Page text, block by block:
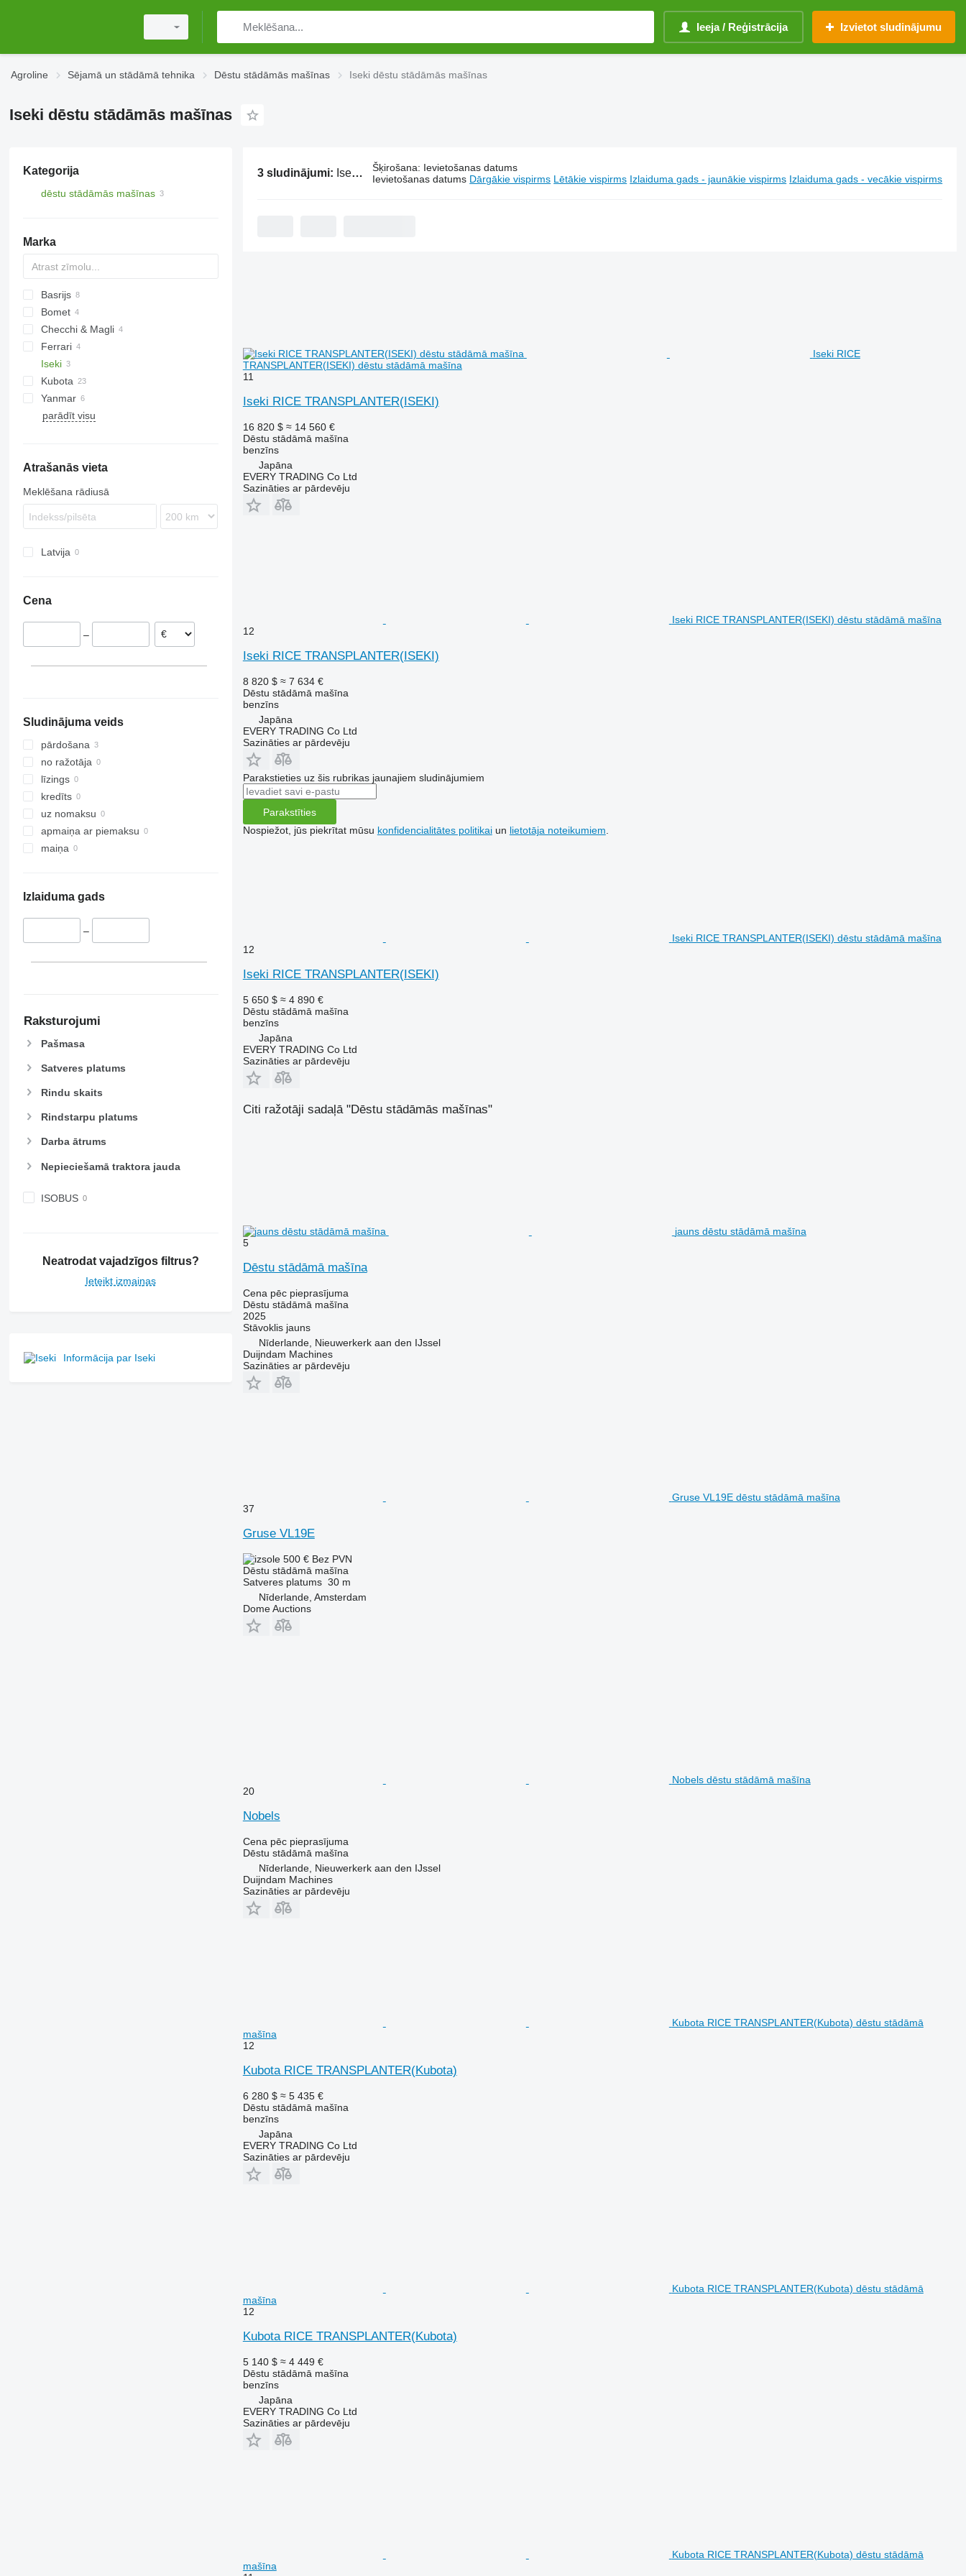
Ieeja / Reģistrācija Izvietot sludinājumu
Agroline Sējamā un stādāmā tehnika Dēstu stādāmās mašīnas Iseki dēstu stādāmās mašīnas
Iseki dēstu stādāmās mašīnas
Kategorija
dēstu stādāmās mašīnas
Marka
Basrijs
Bomet
S-series
Checchi & Magli
Ferrari
VL
Iseki
Kubota
Patryk
Yanmar
parādīt visu
Atrašanās vieta
Meklēšana rādiusā
Latvija
Cena
–
Sludinājuma veids
pārdošana
no ražotāja
līzings
kredīts
uz nomaksu
apmaiņa ar piemaksu
maiņa
Izlaiduma gads
–
Raksturojumi
Pašmasa
Satveres platums
Rindu skaits
Rindstarpu platums
Darba ātrums
Nepieciešamā traktora jauda
ISOBUS
Neatrodat vajadzīgos filtrus?
Ieteikt izmaiņas
Informācija par Iseki
3 sludinājumi: Iseki dēstu stādāmās mašīnas Šķirošana: Ievietošanas datums
Ievietošanas datums Dārgākie vispirms Lētākie vispirms Izlaiduma gads - jaunākie vispirms Izlaiduma gads - vecākie vispirms
Iseki RICE
TRANSPLANTER(ISEKI) dēstu stādāmā mašīna
11
Iseki RICE TRANSPLANTER(ISEKI)
16 820 $ ≈ 14 560 €
Dēstu stādāmā mašīna
benzīns
Japāna
EVERY TRADING Co Ltd
Sazināties ar pārdevēju
Iseki RICE TRANSPLANTER(ISEKI) dēstu stādāmā mašīna
12
Iseki RICE TRANSPLANTER(ISEKI)
8 820 $ ≈ 7 634 €
Dēstu stādāmā mašīna
benzīns
Japāna
EVERY TRADING Co Ltd
Sazināties ar pārdevēju
Parakstieties uz šis rubrikas jaunajiem sludinājumiem
Parakstīties
Nospiežot, jūs piekrītat mūsu konfidencialitātes politikaiun lietotāja noteikumiem
Iseki RICE TRANSPLANTER(ISEKI) dēstu stādāmā mašīna
12
Iseki RICE TRANSPLANTER(ISEKI)
5 650 $ ≈ 4 890 €
Dēstu stādāmā mašīna
benzīns
Japāna
EVERY TRADING Co Ltd
Sazināties ar pārdevēju
Citi ražotāji sadaļā "Dēstu stādāmās mašīnas"
jauns dēstu stādāmā mašīna
5
Dēstu stādāmā mašīna
Cena pēc pieprasījuma
Dēstu stādāmā mašīna
2025
Stāvoklisjauns
Nīderlande, Nieuwerkerk aan den IJssel
Duijndam Machines
Sazināties ar pārdevēju
Gruse VL19E dēstu stādāmā mašīna
37
Gruse VL19E
500 € Bez PVN
Dēstu stādāmā mašīna
Satveres platums 30 m
Nīderlande, Amsterdam
Dome Auctions
Nobels dēstu stādāmā mašīna
20
Nobels
Cena pēc pieprasījuma
Dēstu stādāmā mašīna
Nīderlande, Nieuwerkerk aan den IJssel
Duijndam Machines
Sazināties ar pārdevēju
Kubota RICE TRANSPLANTER(Kubota) dēstu stādāmā
mašīna
12
Kubota RICE TRANSPLANTER(Kubota)
6 280 $ ≈ 5 435 €
Dēstu stādāmā mašīna
benzīns
Japāna
EVERY TRADING Co Ltd
Sazināties ar pārdevēju
Kubota RICE TRANSPLANTER(Kubota) dēstu stādāmā
mašīna
12
Kubota RICE TRANSPLANTER(Kubota)
5 140 $ ≈ 4 449 €
Dēstu stādāmā mašīna
benzīns
Japāna
EVERY TRADING Co Ltd
Sazināties ar pārdevēju
Kubota RICE TRANSPLANTER(Kubota) dēstu stādāmā
mašīna